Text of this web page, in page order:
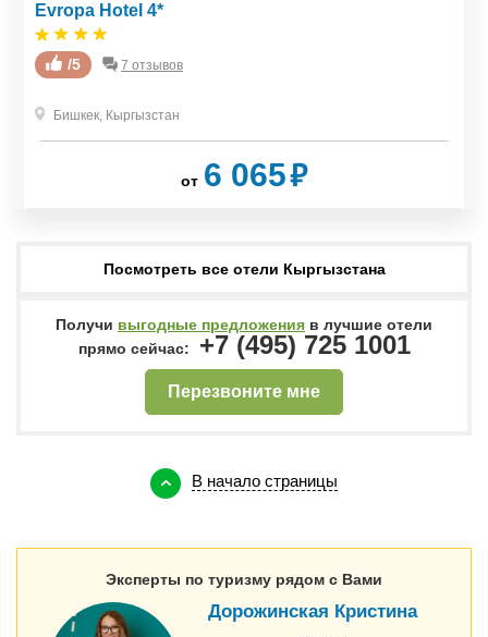
Evropa Hotel 4*
/5 7 отзывов
Бишкек, Кыргызстан
от 6 065₽
Посмотреть все отели Кыргызстана
Получи выгодные предложения в лучшие отели
прямо сейчас:
+7 (495) 725 1001
Перезвоните мне
В начало страницы
Эксперты по туризму рядом с Вами
Дорожинская Кристина